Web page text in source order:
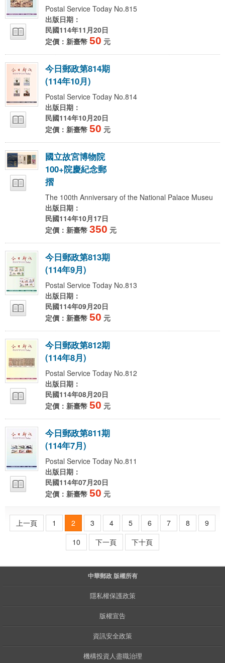
Postal Service Today No.815
出版日期：
民國114年11月20日
定價：新臺幣 50 元
今日郵政第814期
(114年10月)
Postal Service Today No.814
出版日期：
民國114年10月20日
定價：新臺幣 50 元
國立故宮博物院
100+院慶紀念郵
摺
The 100th Anniversary of the National Palace Museu
出版日期：
民國114年10月17日
定價：新臺幣 350 元
今日郵政第813期
(114年9月)
Postal Service Today No.813
出版日期：
民國114年09月20日
定價：新臺幣 50 元
今日郵政第812期
(114年8月)
Postal Service Today No.812
出版日期：
民國114年08月20日
定價：新臺幣 50 元
今日郵政第811期
(114年7月)
Postal Service Today No.811
出版日期：
民國114年07月20日
定價：新臺幣 50 元
上一頁 1 2 3 4 5 6 7 8
9
10
下一頁 下十頁
中華郵政 版權所有
隱私權保護政策
版權宣告
資訊安全政策
機構投資人盡職治理